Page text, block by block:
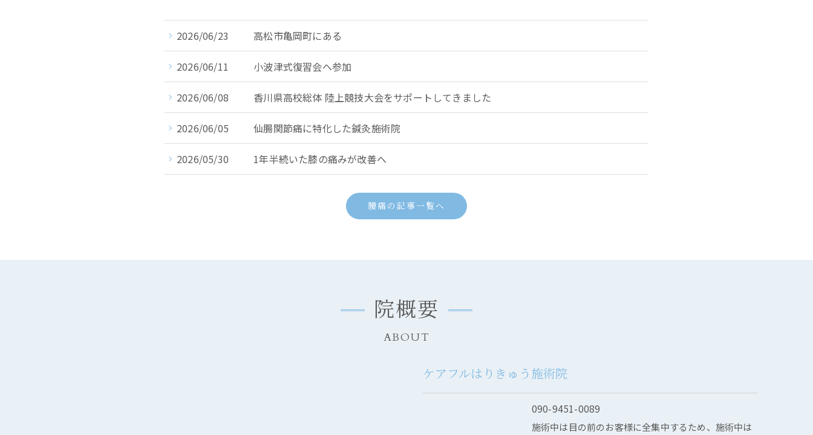
2026/06/23 高松市亀岡町にある
2026/06/11 小波津式復習会へ参加
2026/06/08 香川県高校総体 陸上競技大会をサポートしてきました
2026/06/05 仙腸関節痛に特化した鍼灸施術院
2026/05/30 1年半続いた膝の痛みが改善へ
腰痛の記事一覧へ
院概要
ABOUT
ケアフルはりきゅう施術院
090-9451-0089
施術中は目の前のお客様に全集中するため、施術中は